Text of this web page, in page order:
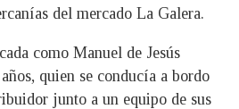
del mercado La Galera.
como Manuel de Jesús
quien se conducía a bordo
junto a un equipo de sus